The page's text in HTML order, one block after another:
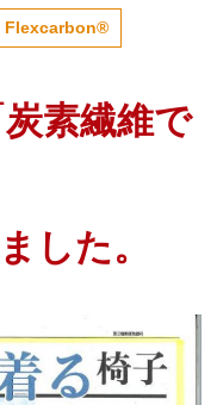
Flexcarbon®
炭素繊維で
した。